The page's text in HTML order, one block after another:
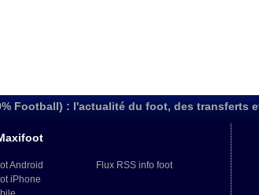
Football) : l'actualité du foot, des transferts
Android
iPhone
Flux RSS info foot